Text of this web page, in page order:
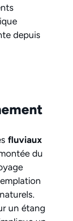
depuis
fluviaux
du
un étang